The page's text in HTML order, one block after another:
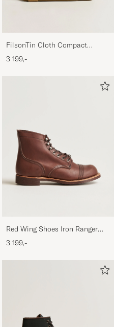
FilsonTin Cloth Compact
BriefcaseDark Tan
3 199,-
Red Wing Shoes Iron Ranger
Boot Amber Harness
3 199,-